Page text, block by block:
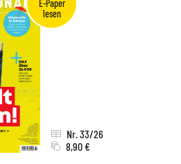
Nr. 33/26
8,90 €